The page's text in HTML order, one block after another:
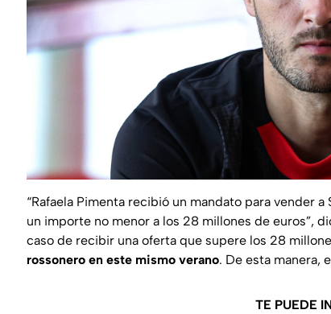
“Rafaela Pimenta recibió un mandato para vender
un importe no menor a los 28 millones de euros”,
caso de recibir una oferta que supere los 28
rossonero en este mismo verano. De esta manera,
TE PUEDE